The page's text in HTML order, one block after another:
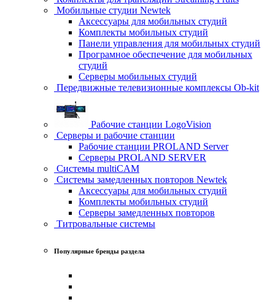
Мобильные студии Newtek
Аксессуары для мобильных студий
Комплекты мобильных студий
Панели управления для мобильных студий
Програмное обеспечение для мобильных
студий
Серверы мобильных студий
Передвижные телевизионные комплексы Ob-kit
Рабочие станции LogoVision
Серверы и рабочие станции
Рабочие станции PROLAND Server
Серверы PROLAND SERVER
Системы multiCAM
Системы замедленных повторов Newtek
Аксессуары для мобильных студий
Комплекты мобильных студий
Серверы замедленных повторов
Титровальные системы
Популярные бренды раздела